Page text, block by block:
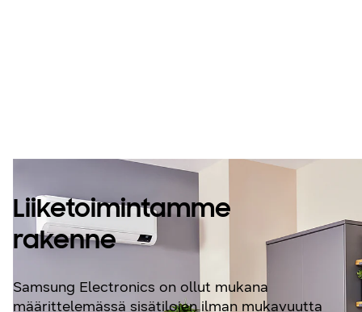
Liiketoimintamme
rakenne
Samsung Electronics on ollut mukana
määrittelemässä sisätilojen ilman mukavuutta